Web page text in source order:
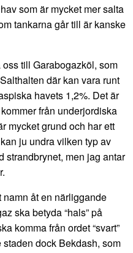
som är mycket mer salta
tankarna går till är kanske
till Garabogazköl, som
där kan vara runt
havets 1,2%. Det är
från underjordiska
mycket grund och har ett
ju undra vilken typ av
strandbrynet, men jag antar
åt en närliggande
ska betyda “hals” på
komma från ordet “svart”
dock Bekdash, som